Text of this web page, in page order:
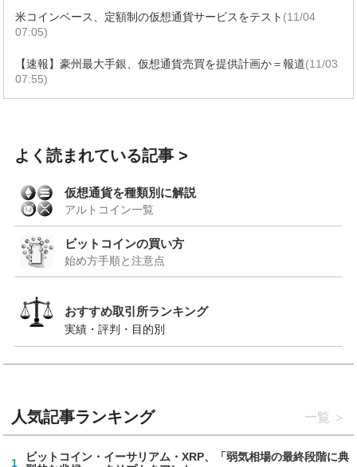
米コインベース、定額制の仮想通貨サービスをテスト (11/04
07:05)
【速報】豪州最大手銀、仮想通貨売買を提供計画か＝報道(11/03
07:55)
よく読まれている記事
仮想通貨を種類別に解説
アルトコイン一覧
ビットコインの買い方
始め方手順と注意点
おすすめ取引所ランキング
実績・評判・目的別
人気記事ランキング 一覧
1
ビットコイン・イーサリアム・XRP、「弱気相場の最終段階に典